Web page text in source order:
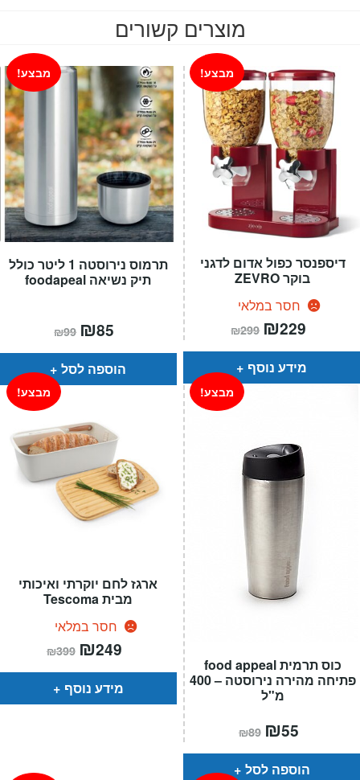
מוצרים קשורים
תרמוס נירוסטה 1 ליטר כולל
תיק נשיאה foodapeal
מבצע!
₪99 המחיר
המקורי
היה:
₪99.
₪85
הוא:
הוספה לסל
דיספנסר כפול אדום לדגני
בוקר ZEVRO
חסר במלאי
מבצע!
₪299 המחיר
המקורי
היה:
₪299.
₪229
הוא:
מידע נוסף
ארגז לחם יוקרתי ואיכותי
מבית Tescoma
חסר במלאי
מבצע!
₪399 המחיר
המקורי
היה:
₪399.
₪249
הוא:
מידע נוסף
כוס תרמית food appeal
פתיחה מהירה נירוסטה – 400
מ"ל
מבצע!
₪89 המחיר
המקורי
היה:
₪89.
₪55
הוא:
הוספה לסל